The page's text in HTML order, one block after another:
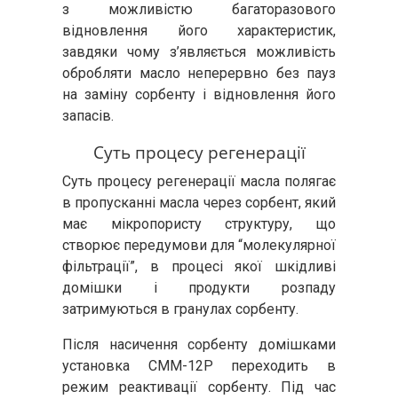
з можливістю багаторазового
відновлення його характеристик,
завдяки чому з’являється можливість
обробляти масло неперервно без пауз
на заміну сорбенту і відновлення його
запасів.
Суть процесу регенерації
Суть процесу регенерації масла полягає
в пропусканні масла через сорбент, який
має мікропористу структуру, що
створює передумови для “молекулярної
фільтрації”, в процесі якої шкідливі
домішки і продукти розпаду
затримуються в гранулах сорбенту.
Після насичення сорбенту домішками
установка СММ-12Р переходить в
режим реактивації сорбенту. Під час